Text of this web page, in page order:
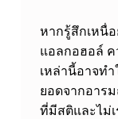
หากรู้สึกเหนื่อ
แอลกอฮอล์ ค
เหล่านี้อาจท
ยอดจากอาร
ที่มีสติและไม่